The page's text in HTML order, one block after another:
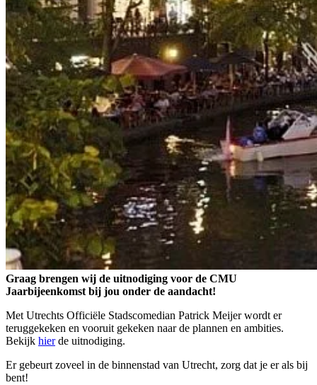
Graag brengen wij de uitnodiging voor de CMU
Jaarbijeenkomst bij jou onder de aandacht!
Met Utrechts Officiële Stadscomedian Patrick Meijer wordt er
teruggekeken en vooruit gekeken naar de plannen en ambities.
Bekijk hierde uitnodiging.
Er gebeurt zoveel in de binnenstad van Utrecht, zorg dat je er als bij
bent!